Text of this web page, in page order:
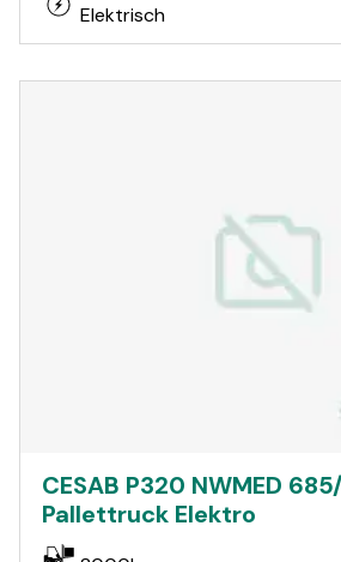
Elektrisch
CESAB P320 NWMED
Pallettruck Elektro